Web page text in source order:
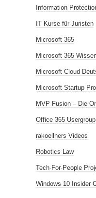
Information
IT Kurse für Juristen
Microsoft 365
Microsoft 365
Microsoft Cloud
Microsoft Startup
MVP Fusion – Die
Office 365 Usergroup
rakoellners Videos
Robotics Law
Tech-For-People
Windows 10 Insider